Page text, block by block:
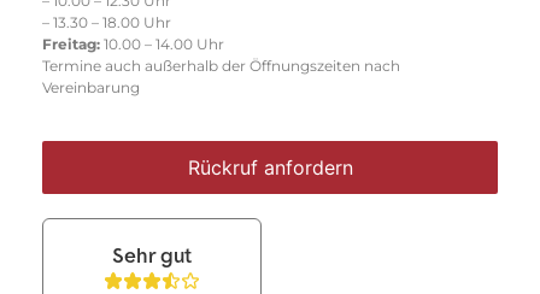
– 13.30 – 18.00 Uhr
Freitag: 10.00 – 14.00 Uhr
Termine auch außerhalb der Öffnungszeiten nach
Vereinbarung
Rückruf anfordern